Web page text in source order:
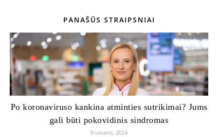
PANAŠŪS STRAIPSNIAI
Po koronaviruso kankina atminties sutrikimai? Jums
gali būti pokovidinis sindromas
9 vasario, 2024